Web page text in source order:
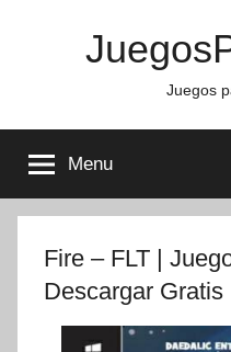
Juegos
Menu
Fire – FLT |
Descargar Gratis